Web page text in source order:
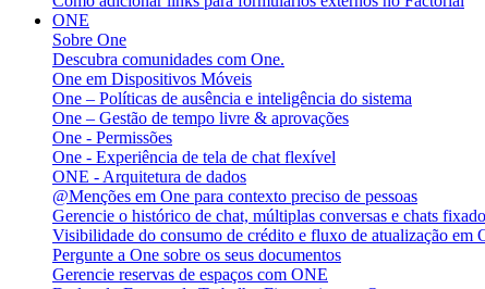
ONE
Sobre One
Descubra comunidades com One.
One em Dispositivos Móveis
One – Políticas de ausência e inteligência do sistema
One – Gestão de tempo livre & aprovações
One - Permissões
One - Experiência de tela de chat flexível
ONE - Arquitetura de dados
@Menções em One para contexto preciso de pessoas
Gerencie o histórico de chat, múltiplas conversas e chats
Visibilidade do consumo de crédito e fluxo de atualização em
Pergunte a One sobre os seus documentos
Gerencie reservas de espaços com ONE